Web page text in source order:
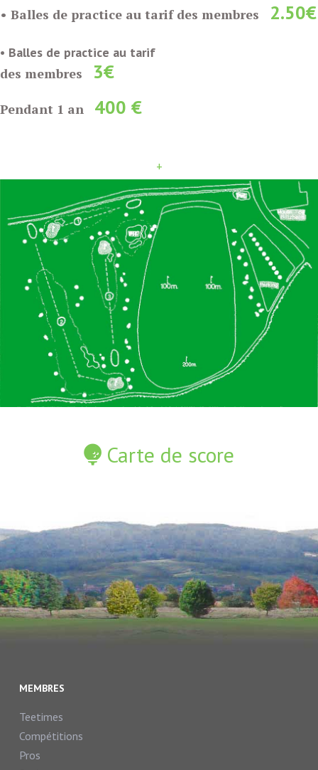
• Balles de practice au tarif des membres 2.50€
• Balles de practice au tarif
des membres 3€
Pendant 1 an 400 €
+
Carte de score
MEMBRES
Teetimes
Compétitions
Pros